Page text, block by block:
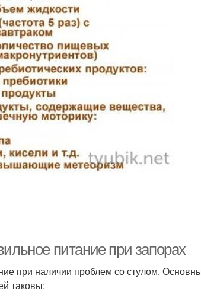
питание при запорах
при наличии проблем со стулом.
таковы: